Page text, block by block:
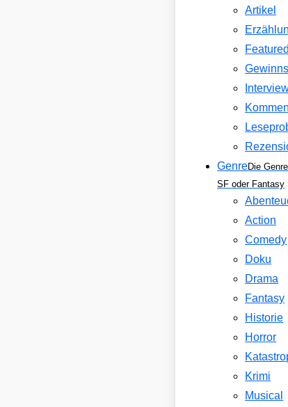
Artikel
GenreDie
SF oder Fantasy
Action
Comedy
Doku
Drama
Fantasy
Historie
Horror
Krimi
Musical